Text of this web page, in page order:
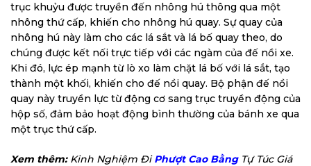
trục khuỷu được truyền đến nhông hú thông qua một
nhông thứ cấp, khiến cho nhông hú quay. Sự quay của
nhông hú này làm cho các lá sắt và lá bố quay theo, do
chúng được kết nối trực tiếp với các ngàm của đế nồi xe.
Khi đó, lực ép mạnh từ lò xo làm chặt lá bố với lá sắt, tạo
thành một khối, khiến cho đế nồi quay. Bộ phận đế nồi
quay này truyền lực từ động cơ sang trục truyền động của
hộp số, đảm bảo hoạt động bình thường của bánh xe qua
một trục thứ cấp.
Xem thêm: Kinh Nghiệm Đi Phượt Cao Bằng Tự Túc Giá